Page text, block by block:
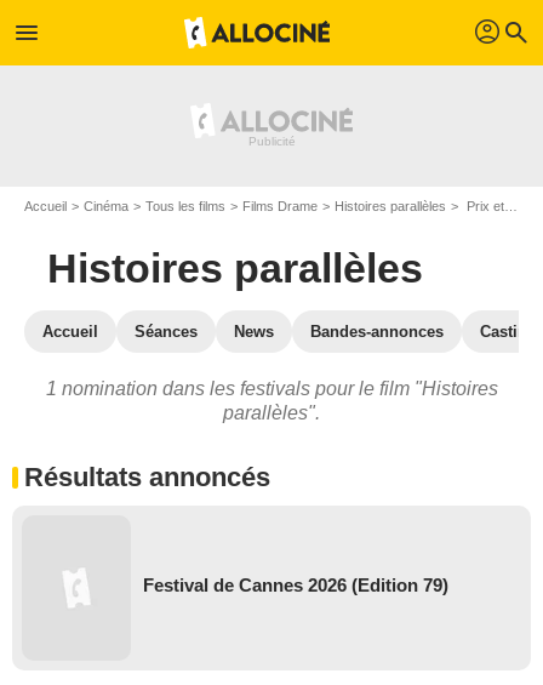
menu profil search
Accueil Cinéma Tous les films Films Drame Histoires parallèles Prix et nominations pour Histoires parallèles
Histoires parallèles
Accueil Séances News Bandes-annonces Casting
1 nomination dans les festivals pour le film "Histoires
parallèles".
Résultats annoncés
Festival de Cannes 2026 (Edition 79)